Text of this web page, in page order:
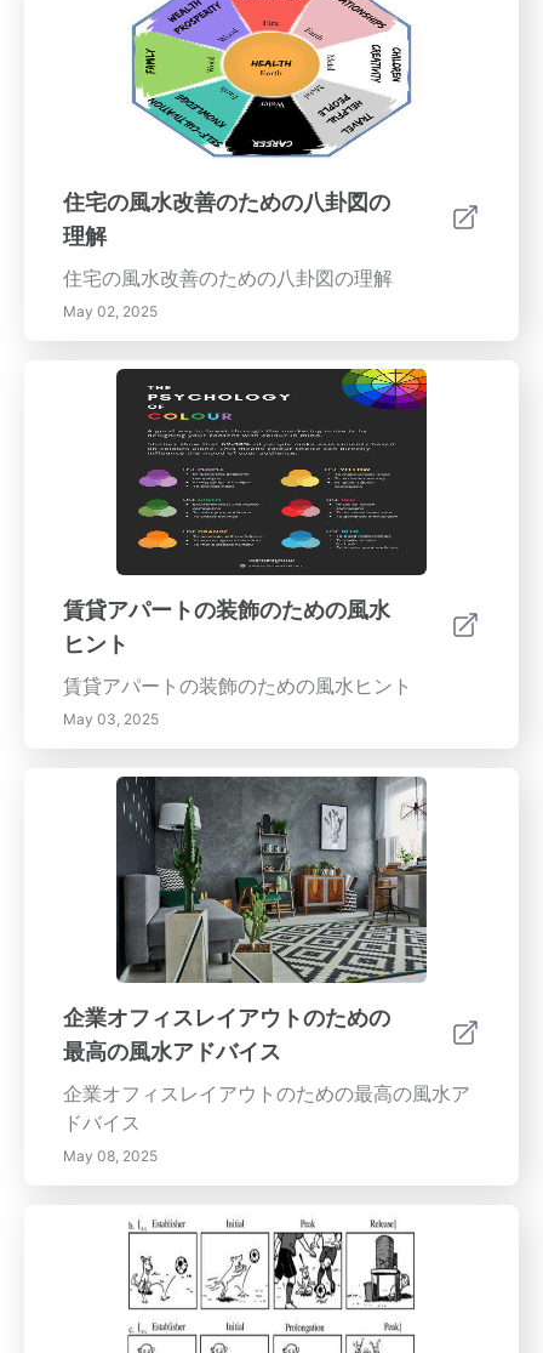
住宅の風水改善のための八卦図の
理解
住宅の風水改善のための八卦図の理解
May 02, 2025
賃貸アパートの装飾のための風水
ヒント
賃貸アパートの装飾のための風水ヒント
May 03, 2025
企業オフィスレイアウトのための
最高の風水アドバイス
企業オフィスレイアウトのための最高の風水ア
ドバイス
May 08, 2025